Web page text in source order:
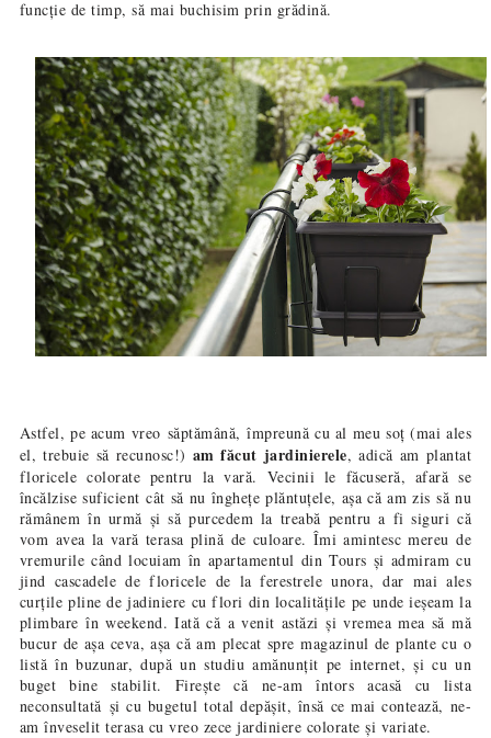
funcție de timp, să mai buchisim prin grădină.
Astfel, pe acum vreo săptămână, împreună cu al meu soț (mai ales
el, trebuie să recunosc!) am făcut jardinierele, adică am plantat
floricele colorate pentru la vară. Vecinii le făcuseră, afară se
încălzise suficient cât să nu înghețe plăntuțele, așa că am zis să nu
rămânem în urmă și să purcedem la treabă pentru a fi siguri că
vom avea la vară terasa plină de culoare. Îmi amintesc mereu de
vremurile când locuiam în apartamentul din Tours și admiram cu
jind cascadele de floricele de la ferestrele unora, dar mai ales
curțile pline de jadiniere cu flori din localitățile pe unde ieșeam la
plimbare în weekend. Iată că a venit astăzi și vremea mea să mă
bucur de așa ceva, așa că am plecat spre magazinul de plante cu o
listă în buzunar, după un studiu amănunțit pe internet, și cu un
buget bine stabilit. Firește că ne-am întors acasă cu lista
neconsultată și cu bugetul total depășit, însă ce mai contează, ne-
am înveselit terasa cu vreo zece jardiniere colorate și variate.